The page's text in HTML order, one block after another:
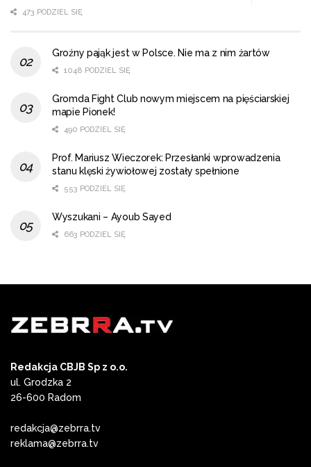
473 PODZIEL SIĘ
Groźny pająk jest w Polsce. Nie ma z nim żartów
1048 PODZIEL SIĘ
Gromda Fight Club nowym miejscem na pięściarskiej
mapie Pionek!
490 PODZIEL SIĘ
Prof. Mariusz Wieczorek: Przesłanki wprowadzenia
stanu klęski żywiołowej zostały spełnione
553 PODZIEL SIĘ
Wyszukani – Ayoub Sayed
663 PODZIEL SIĘ
Redakcja CBJB Sp z o.o.
ul. Grodzka 2
26-600 Radom
redakcja@zebrra.tv
reklama@zebrra.tv